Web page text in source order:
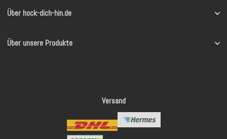
Über hock-dich-hin.de
Über unsere Produkte
Versand